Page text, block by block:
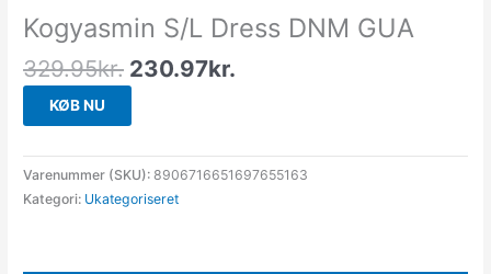
Kogyasmin S/L Dress DNM GUA
329.95kr. 230.97kr.
KØB NU
Varenummer (SKU):8906716651697655163
Kategori: Ukategoriseret